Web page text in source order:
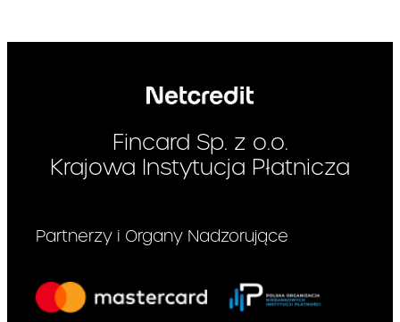
Fincard Sp. z o.o.
Krajowa Instytucja Płatnicza
Partnerzy i Organy Nadzorujące